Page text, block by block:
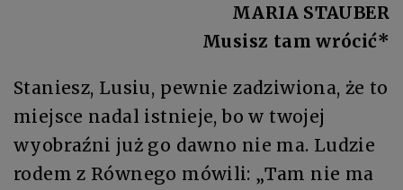
MARIA STAUBER
Musisz tam wrócić*
Staniesz, Lusiu, pewnie zadziwiona, że to
miejsce nadal istnieje, bo w twojej
wyobraźni już go dawno nie ma. Ludzie
rodem z Równego mówili: „Tam nie ma